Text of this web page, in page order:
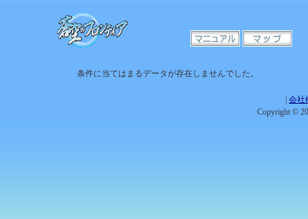
条件に当てはまるデータが存在しませんでした。
会社
Copyright ©